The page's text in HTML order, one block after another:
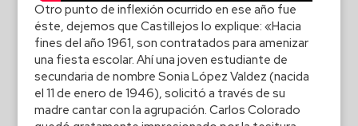
Otro punto de inflexión ocurrido en ese año fue
éste, dejemos que Castillejos lo explique: «Hacia
fines del año 1961, son contratados para amenizar
una fiesta escolar. Ahí una joven estudiante de
secundaria de nombre Sonia López Valdez (nacida
el 11 de enero de 1946), solicitó a través de su
madre cantar con la agrupación. Carlos Colorado